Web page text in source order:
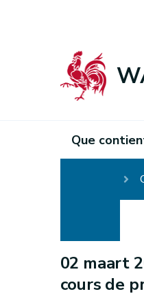
Que
02 maart
cours de